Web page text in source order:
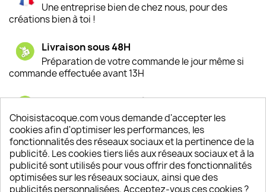
Une entreprise bien de chez nous, pour des
créations bien à toi !
Livraison sous 48H
Préparation de votre commande le jour même si
commande effectuée avant 13H
Satisfaction de nos clients
Depuis 2009, entre 92% et 94% de nos clients
sont satisfaits de nos produits
Un SAV à votre écoute
Notre SAV est disponible 6/7J de 10h à 18H
Choisistacoque.com vous demande d'accepter les
cookies afin d'optimiser les performances, les
fonctionnalités des réseaux sociaux et la pertinence de la
publicité. Les cookies tiers liés aux réseaux sociaux et à la
publicité sont utilisés pour vous offrir des fonctionnalités
optimisées sur les réseaux sociaux, ainsi que des
publicités personnalisées. Acceptez-vous ces cookies ?